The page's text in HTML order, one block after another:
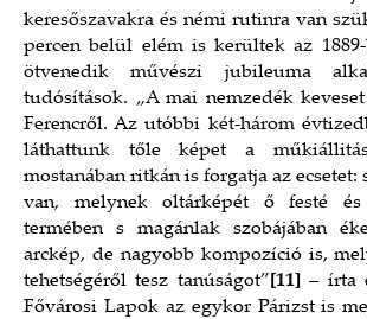
keresőszavakra és némi rutinra van
percen belül elém is kerültek az
ötvenedik művészi jubileuma
tudósítások. „A mai nemzedék
Ferencről. Az utóbbi két-három
láthattunk tőle képet a
mostanában ritkán is forgatja az ecsetet:
van, melynek oltárképét ő festé és
termében s magánlak szobájában
arckép, de nagyobb kompozíció is,
tehetségéről tesz tanúságot”[11]– írta
Fővárosi Lapok az egykor Párizst is